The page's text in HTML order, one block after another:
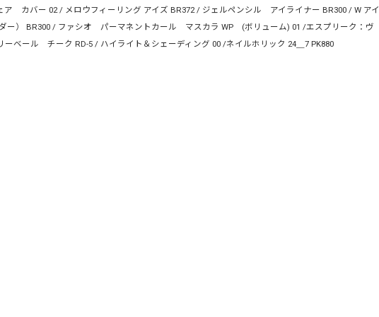
カバー 02 / メロウフィーリング アイズ BR372 / ジェルペンシル アイライナー BR300 / W アイ
ー） BR300 / ファシオ パーマネントカール マスカラ WP (ボリューム) 01 /エスプリーク：ヴ
ーベール チーク RD-5 / ハイライト＆シェーディング 00 /ネイルホリック 24＿7 PK880